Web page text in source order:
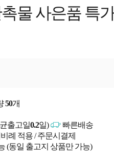
물 사은품 특
50개
출고일0.2일)
빠른배송
례 적용 / 주문시결제
(동일 출고지 상품만 가능)